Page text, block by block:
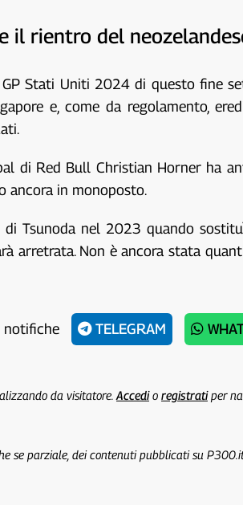
il rientro del
Stati Uniti 2024 di questo fine
e, come da regolamento,
di Red Bull Christian Horner ha
ancora in monoposto.
Tsunoda nel 2023 quando
arretrata. Non è ancora stata
notifiche TELEGRAM
da visitatore. Accedio registratiper
se parziale, dei contenuti pubblicati su